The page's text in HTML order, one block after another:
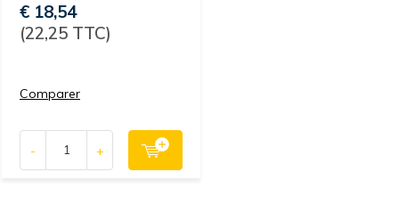
€ 18,54
(22,25 TTC)
Comparer
- +